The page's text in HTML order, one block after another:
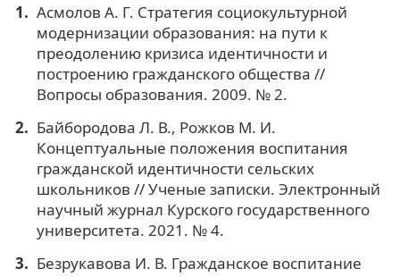
Асмолов А. Г. Стратегия социокультурной
модернизации образования: на пути к
преодолению кризиса идентичности и
построению гражданского общества //
Вопросы образования. 2009. № 2.
Байбородова Л. В., Рожков М. И.
Концептуальные положения воспитания
гражданской идентичности сельских
школьников // Ученые записки. Электронный
научный журнал Курского государственного
университета. 2021. № 4.
Безрукавова И. В. Гражданское воспитание